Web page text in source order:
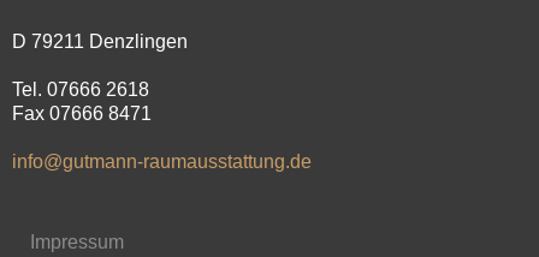
D 79211 Denzlingen
Tel. 07666 2618
Fax 07666 8471
info@gutmann-raumausstattung.de
Impressum